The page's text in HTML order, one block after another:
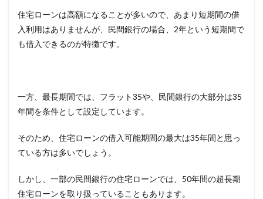
宅ロ
ーン
10.1
用）
10.2
ネット
銀行
SBIマネ
ープラ
住宅ローンは高額になることが多いので、あまり短期間の借
入利用はありませんが、民間銀行の場合、 2年という短期間で
も借入できるのが特徴です。
一方、最長期間では、フラット35や、民間銀行の大部分は35
年間を条件として設定しています。
そのため、住宅ローンの借入可能期間の最大は35年間と思っ
ている方は多いでしょう。
しかし、一部の民間銀行の住宅ローンでは、 50年間の超長期
住宅ローンを取り扱っていることもあります。